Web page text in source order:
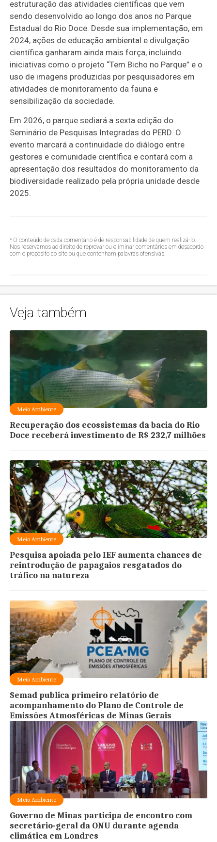
estruturação das atividades científicas que vem
sendo desenvolvido ao longo dos anos no Parque
Estadual do Rio Doce. Desde sua implementação, em
2024, ações de educação ambiental e divulgação
científica ganharam ainda mais força, incluindo
iniciativas como o projeto “Tem Bicho no Parque” e o
uso de imagens produzidas por pesquisadores em
atividades de monitoramento da fauna e
sensibilização da sociedade.
Em 2026, o parque sediará a sexta edição do
Seminário de Pesquisas Integradas do PERD. O
evento marcará a continuidade do diálogo entre
gestores e comunidade científica e contará com a
apresentação dos resultados do monitoramento da
biodiversidade realizado pela própria unidade desde
2025.
* O conteúdo de cada comentário é de responsabilidade de quem realizá-lo.
Nos reservamos ao direito de reprovar ou eliminar comentários em desacordo
com o propósito do site ou que contenham palavras ofensivas.
Veja também
Meio Ambiente
Recuperação dos ecossistemas da bacia do Rio
Doce receberá investimento de R$ 232,7 milhões
Meio Ambiente
Pesquisa apoiada pelo IEF aumenta chances de
reintrodução de papagaios resgatados do
tráfico na natureza
Meio Ambiente
Semad publica primeiro relatório de
acompanhamento do Plano de Controle de
Emissões Atmosféricas de Minas Gerais
Meio Ambiente
Governo de Minas participa de encontro com
secretário-geral da ONU durante agenda
climática em Londres